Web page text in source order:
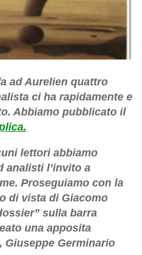
ad Aurelien quattro
ci ha rapidamente e
Abbiamo pubblicato il
lettori abbiamo
analisti l’invito a
Proseguiamo con la
di vista di Giacomo
sulla barra
una apposita
Giuseppe Germinario